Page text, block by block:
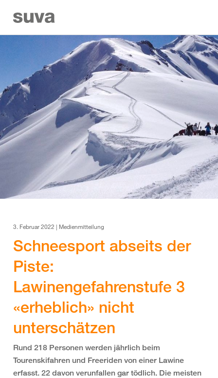
3. Februar 2022 | Medienmitteilung
Schneesport abseits der
Piste:
Lawinengefahrenstufe 3
«erheblich» nicht
unterschätzen
Rund 218 Personen werden jährlich beim
Tourenskifahren und Freeriden von einer Lawine
erfasst. 22 davon verunfallen gar tödlich. Die meisten